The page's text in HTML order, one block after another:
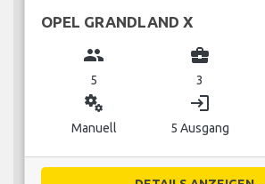
OPEL GRANDLAND X
group
5
business_center
3
miscellaneous_services
Manuell
login
5 Ausgang